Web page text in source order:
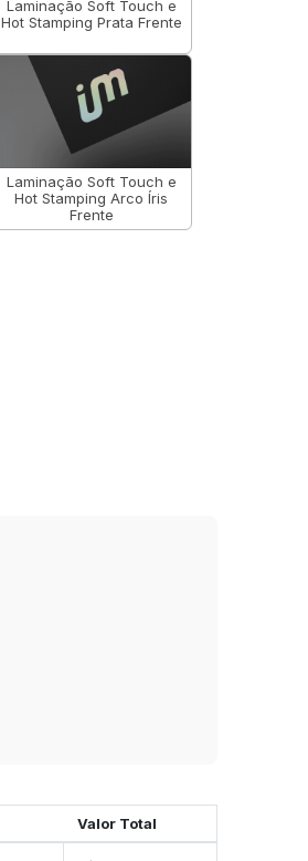
Laminação Soft Touch e
Hot Stamping Prata Frente
Laminação Soft Touch e
Hot Stamping Arco Íris
Frente
Valor Total